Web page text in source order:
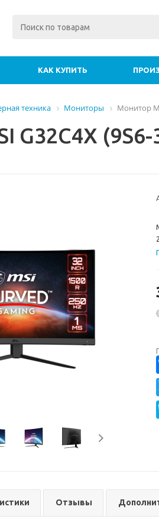
КАК КУПИТЬ
техника Мониторы Монитор
G32C4X
Отзывы